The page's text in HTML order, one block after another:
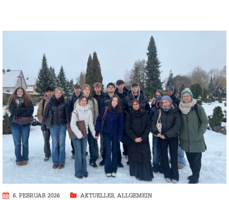
6. FEBRUAR 2026 AKTUELLES, ALLGEMEIN